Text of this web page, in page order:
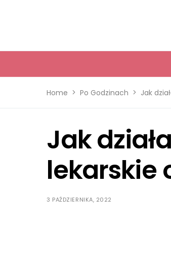
Home Po Godzinach Jak
Jak
lekarskie
3 PAŹDZIERNIKA, 2022